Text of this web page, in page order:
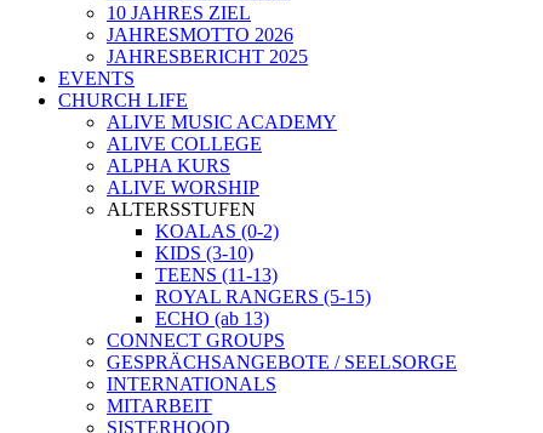
10 JAHRES ZIEL
JAHRESMOTTO 2026
JAHRESBERICHT 2025
EVENTS
CHURCH LIFE
ALIVE MUSIC ACADEMY
ALIVE COLLEGE
ALPHA KURS
ALIVE WORSHIP
ALTERSSTUFEN
KOALAS (0-2)
KIDS (3-10)
TEENS (11-13)
ROYAL RANGERS (5-15)
ECHO (ab 13)
CONNECT GROUPS
GESPRÄCHSANGEBOTE / SEELSORGE
INTERNATIONALS
MITARBEIT
SISTERHOOD